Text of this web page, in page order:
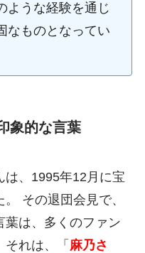
ような経験を通じ
なものとなってい
象的な言葉
は、1995年12月に宝
その退団会見で、
葉は、多くのファン
れは、「 麻乃さ